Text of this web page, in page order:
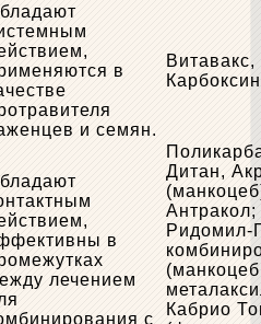
в
и семян.
Витавакс,
Карбоксин
в
лечением
с
Дитан,
Антракол;
Ридомил-
Кабрио